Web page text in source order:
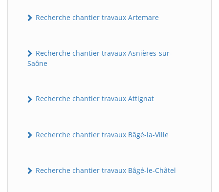
Recherche chantier travaux Artemare
Recherche chantier travaux Asnières-sur-
Saône
Recherche chantier travaux Attignat
Recherche chantier travaux Bâgé-la-Ville
Recherche chantier travaux Bâgé-le-Châtel